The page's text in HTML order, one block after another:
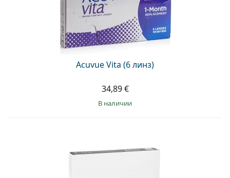
Acuvue Vita (6 линз)
34,89 €
в наличии